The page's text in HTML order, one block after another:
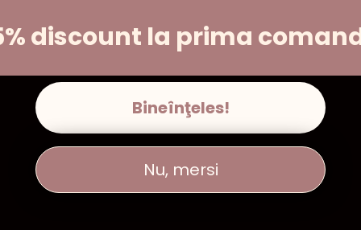
discount la prima
Bineînţeles!
Nu, mersi